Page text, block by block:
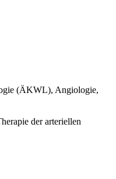
(ÄKWL), Angiologie,
der arteriellen